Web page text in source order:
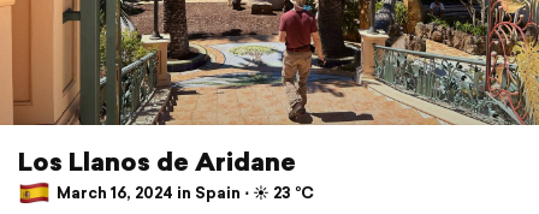
Los Llanos de Aridane
March 16, 2024 in Spain ⋅ ☀️ 23 °C